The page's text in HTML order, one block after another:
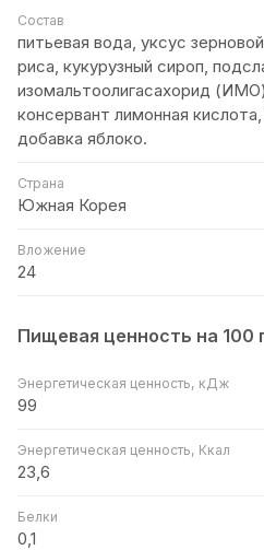
Состав
питьевая вода, уксус
риса, кукурузный сироп,
изомальтоолигасахорид
консервант лимонная
добавка яблоко.
Страна
Южная Корея
Вложение
24
Пищевая ценность на 100
Энергетическая ценность, кДж
99
Энергетическая ценность, Ккал
23,6
Белки
0,1